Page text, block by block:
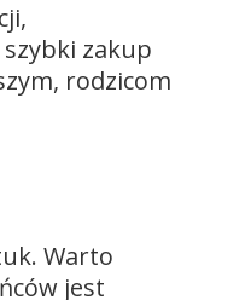
zakup
rodzicom
Warto
jest